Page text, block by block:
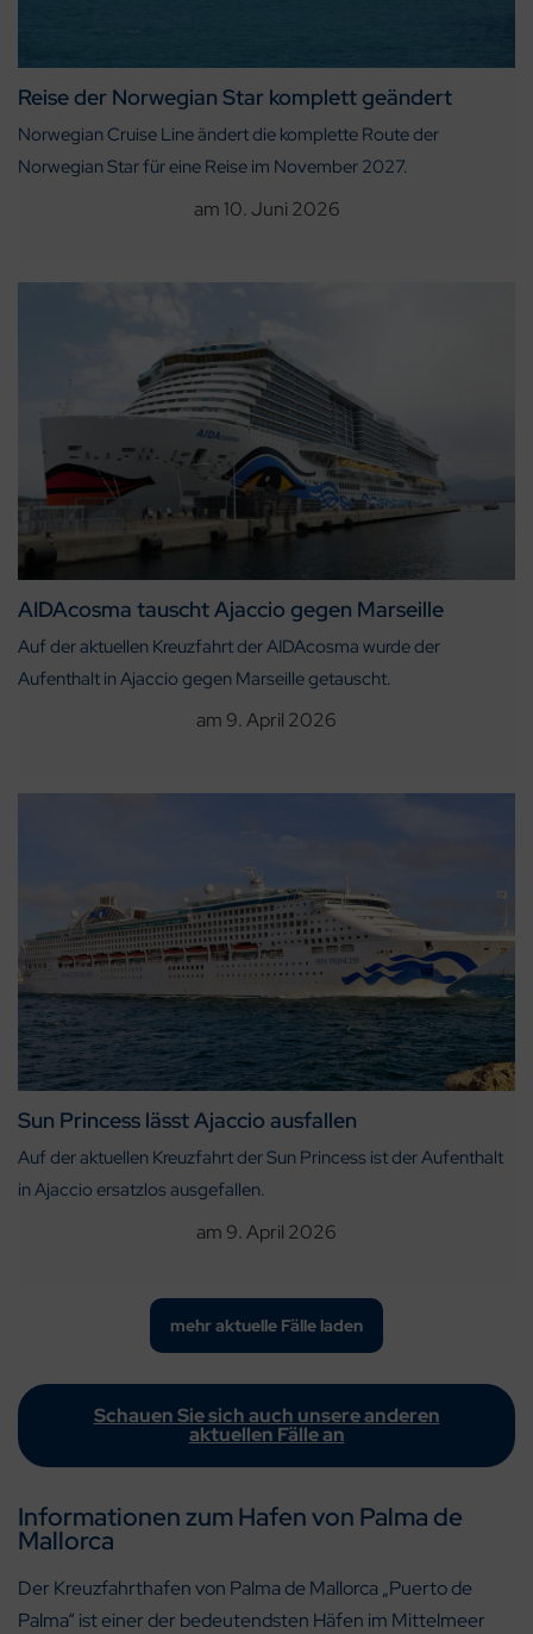
Reise der Norwegian Star komplett geändert
Norwegian Cruise Line ändert die komplette Route der
Norwegian Star für eine Reise im November 2027.
am10. Juni 2026
AIDAcosma tauscht Ajaccio gegen Marseille
Auf der aktuellen Kreuzfahrt der AIDAcosma wurde der
Aufenthalt in Ajaccio gegen Marseille getauscht.
am 9. April 2026
Sun Princess lässt Ajaccio ausfallen
Auf der aktuellen Kreuzfahrt der Sun Princess ist der Aufenthalt
in Ajaccio ersatzlos ausgefallen.
am 9. April 2026
mehr aktuelle Fälle laden
Schauen Sie sich auch unsere anderen
aktuellen Fälle an
Informationen zum Hafen von Palma de
Mallorca
Der Kreuzfahrthafen von Palma de Mallorca „Puerto de
Palma“ ist einer der bedeutendsten Häfen im Mittelmeer